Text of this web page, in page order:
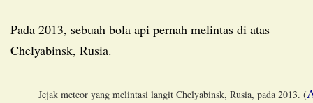
Pada 2013, sebuah bola api pernah melintas di atas
Chelyabinsk, Rusia.
Jejak meteor yang melintasi langit Chelyabinsk, Rusia, pada 2013. (